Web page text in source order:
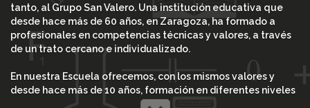
tanto, al Grupo San Valero. Una institución educativa que
desde hace más de 60 años, en Zaragoza, ha formado a
profesionales en competencias técnicas y valores, a través
de un trato cercano e individualizado.
En nuestra Escuela ofrecemos, con los mismos valores y
desde hace más de 10 años, formación en diferentes niveles
académicos (desde cursos especializados a másteres) en